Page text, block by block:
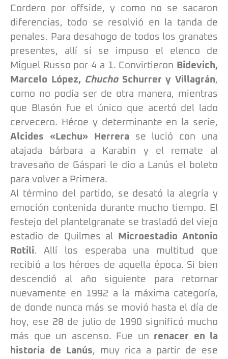
Cordero por offside, y como no se sacaron
diferencias, todo se resolvió en la tanda de
penales. Para desahogo de todos los granates
presentes, allí sí se impuso el elenco de
Miguel Russo por 4 a 1. Convirtieron Bidevich,
Marcelo López, ChuchoSchurrer y Villagrán,
como no podía ser de otra manera, mientras
que Blasón fue el único que acertó del lado
cervecero. Héroe y determinante en la serie,
Alcides «Lechu» Herrera se lució con una
atajada bárbara a Karabin y el remate al
travesaño de Gáspari le dio a Lanús el boleto
para volver a Primera.
Al término del partido, se desató la alegría y
emoción contenida durante mucho tiempo. El
festejo del plantelgranate se trasladó del viejo
estadio de Quilmes al
Microestadio Antonio
Rotili. Allí los esperaba una multitud que
recibió a los héroes de aquella época. Si bien
descendió al año siguiente para retornar
nuevamente en 1992 a la máxima categoría,
de donde nunca más se movió hasta el día de
hoy, ese 28 de julio de 1990 significó mucho
más que un ascenso. Fue un renacer en la
historia de Lanús, muy rica a partir de ese